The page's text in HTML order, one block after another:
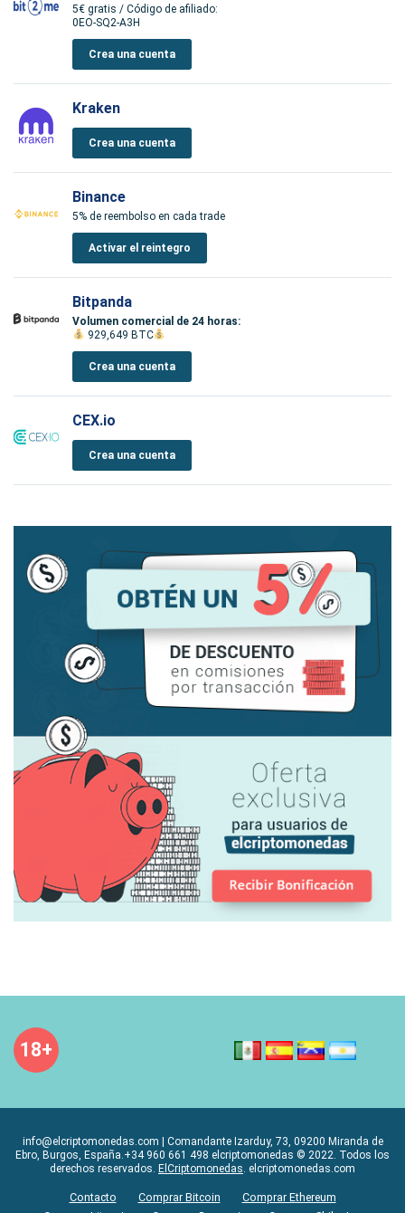
5€ gratis / Código de afiliado:
0EO-SQ2-A3H
Crea una cuenta
Kraken
Crea una cuenta
Binance
5% de reembolso en cada trade
Activar el reintegro
Bitpanda
Volumen comercial de 24 horas:
929,649 BTC
Crea una cuenta
CEX.io
Crea una cuenta
18+
info@elcriptomonedas.com | Comandante Izarduy, 73, 09200 Miranda de
Ebro, Burgos, España.+34 960 661 498 elcriptomonedas © 2022. Todos los
derechos reservados. ElCriptomonedas . elcriptomonedas.com
Contacto Comprar Bitcoin
Comprar Ethereum